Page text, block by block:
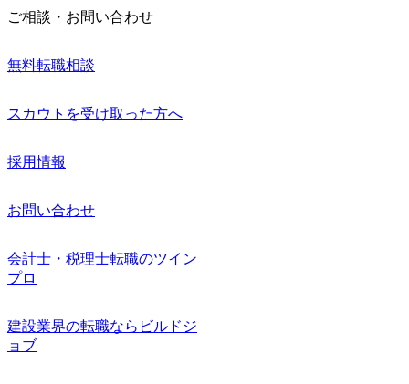
ご相談・お問い合わせ
無料転職相談
スカウトを受け取った方へ
採用情報
お問い合わせ
会計士・税理士転職のツイン
プロ
建設業界の転職ならビルドジ
ョブ